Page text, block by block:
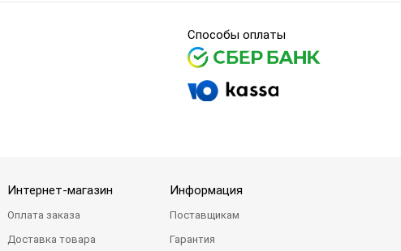
Способы оплаты
Интернет-магазин
Оплата заказа
Доставка товара
Информация
Поставщикам
Гарантия